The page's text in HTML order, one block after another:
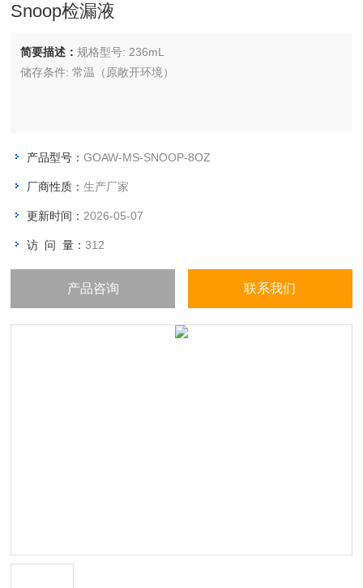
Snoop检漏液
简要描述：规格型号: 236mL
储存条件: 常温（原敞开环境）
产品型号：GOAW-MS-SNOOP-8OZ
厂商性质：生产厂家
更新时间： 2026-05-07
访 问 量：312
产品咨询 联系我们